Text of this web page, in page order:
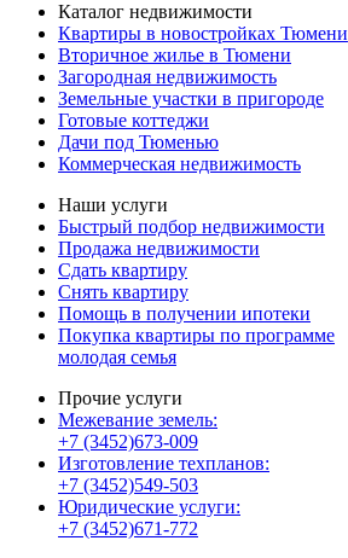
Каталог недвижимости
Квартиры в новостройках Тюмени
Вторичное жилье в Тюмени
Загородная недвижимость
Земельные участки в пригороде
Готовые коттеджи
Дачи под Тюменью
Коммерческая недвижимость
Наши услуги
Быстрый подбор недвижимости
Продажа недвижимости
Сдать квартиру
Снять квартиру
Помощь в получении ипотеки
Покупка квартиры по программе
молодая семья
Прочие услуги
Межевание земель:
+7 (3452)673-009
Изготовление техпланов:
+7 (3452)549-503
Юридические услуги:
+7 (3452)671-772